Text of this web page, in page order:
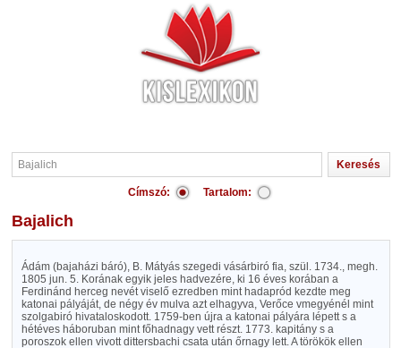
Címszó: Tartalom:
Bajalich
Ádám (bajaházi báró), B. Mátyás szegedi vásárbiró fia, szül. 1734., megh.
1805 jun. 5. Korának egyik jeles hadvezére, ki 16 éves korában a
Ferdinánd herceg nevét viselő ezredben mint hadapród kezdte meg
katonai pályáját, de négy év mulva azt elhagyva, Verőce vmegyénél mint
szolgabiró hivataloskodott. 1759-ben újra a katonai pályára lépett s a
hétéves háboruban mint főhadnagy vett részt. 1773. kapitány s a
poroszok ellen vivott dittersbachi csata után őrnagy lett. A törökök ellen